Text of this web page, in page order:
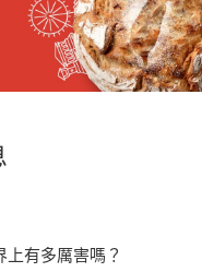
有多厲害嗎？